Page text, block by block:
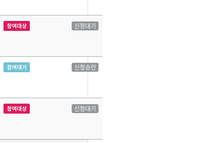
참여대상 신청대기
참여대기 신청승인
참여대상 신청대기